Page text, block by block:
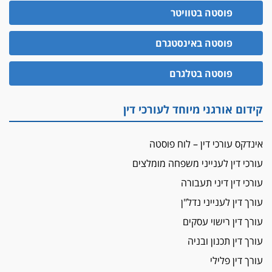
הדין למשמעת
האופנוע חזר הביתה
עו"ד גיל פרידמן והרפתקאות אופנוע השטח שלו
הזכות לטנף
מאסר לעורך הדין
פיקטיביות בשם פלסטינים
על המידתיות
ביה"ד המשמעתי ביטל השעיה לצמיתות של
עורכת-דין שהביעה שמחה ב-7 באוקטובר
אשם
עו"ד הלל בבייב הורשע בהונאת עשרות לקוחות,
ההסדר: 7-9 שנות מאסר
דין ומקרקעין
פוסטה בטוויטר
פוסטה באינסטגרם
פוסטה בטלגרם
קידום אורגני מיוחד לעורכי דין
אינדקס עורכי דין – לוח פוסטה
עורכי דין לענייני משפחה מומלצים
עורכי דין דיני תעבורה
עורך דין לענייני נדל"ן
עורך דין רישוי עסקים
עורך דין תכנון ובניה
עורך דין פלילי